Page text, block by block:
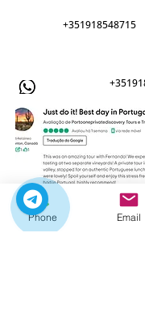
+351918548715
Phone Email